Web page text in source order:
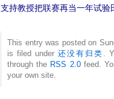
支持教授把联赛再当一年试
This entry was posted on
is filed under 还没有归类
.
through the RSS 2.0feed.
your own site.